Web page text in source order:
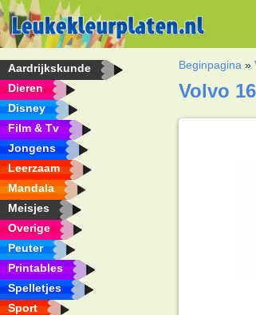
Aardrijkskunde
Dieren
Disney
Film & Tv
Jongens
Leerzaam
Mandala
Meisjes
Overige
Peuter
Printables
Spelletjes
Sport
Beginpagina »
Volvo